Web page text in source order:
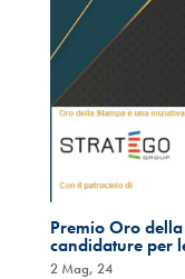
Premio Oro
candidature per
2 Mag, 24